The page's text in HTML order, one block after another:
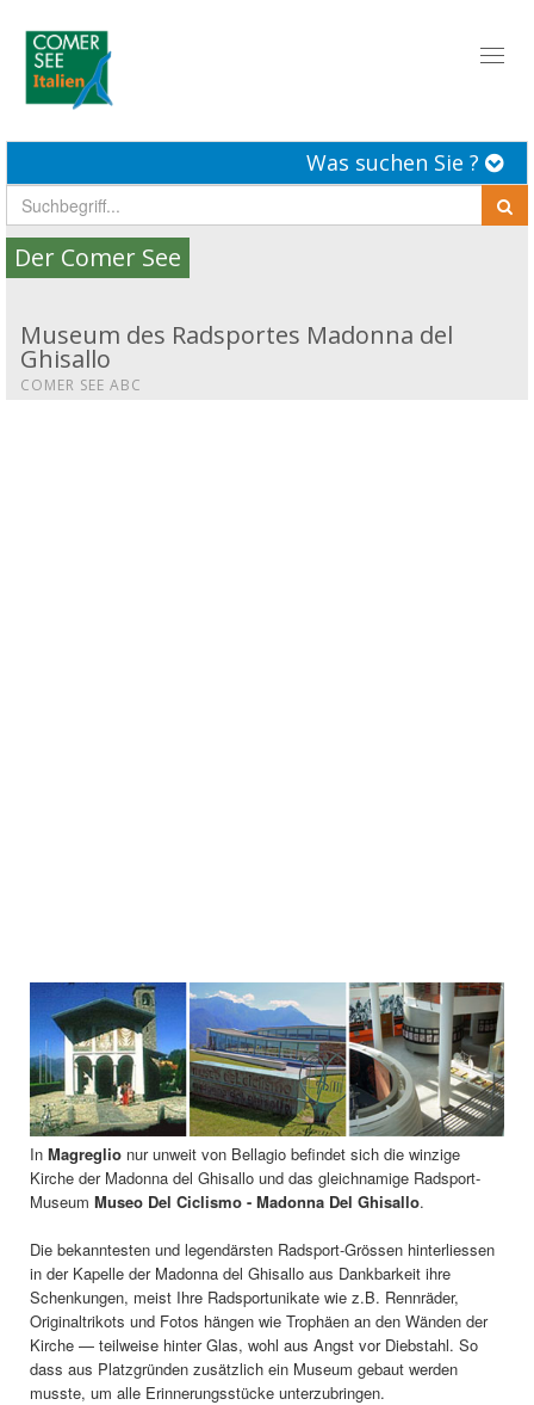
Was suchen Sie ?
Der Comer See
Museum des Radsportes Madonna del
Ghisallo
COMER SEE ABC
In Magreglio nur unweit von Bellagio befindet sich die winzige
Kirche der Madonna del Ghisallo und das gleichnamige Radsport-
Museum Museo Del Ciclismo - Madonna Del Ghisallo.
Die bekanntesten und legendärsten Radsport-Grössen hinterliessen
in der Kapelle der Madonna del Ghisallo aus Dankbarkeit ihre
Schenkungen, meist Ihre Radsportunikate wie z.B. Rennräder,
Originaltrikots und Fotos hängen wie Trophäen an den Wänden der
Kirche — teilweise hinter Glas, wohl aus Angst vor Diebstahl. So
dass aus Platzgründen zusätzlich ein Museum gebaut werden
musste, um alle Erinnerungsstücke unterzubringen.